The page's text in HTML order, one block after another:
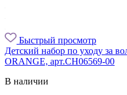
Быстрый просмотр
Детский набор по уходу за
ORANGE, арт.CH06569-00
В наличии